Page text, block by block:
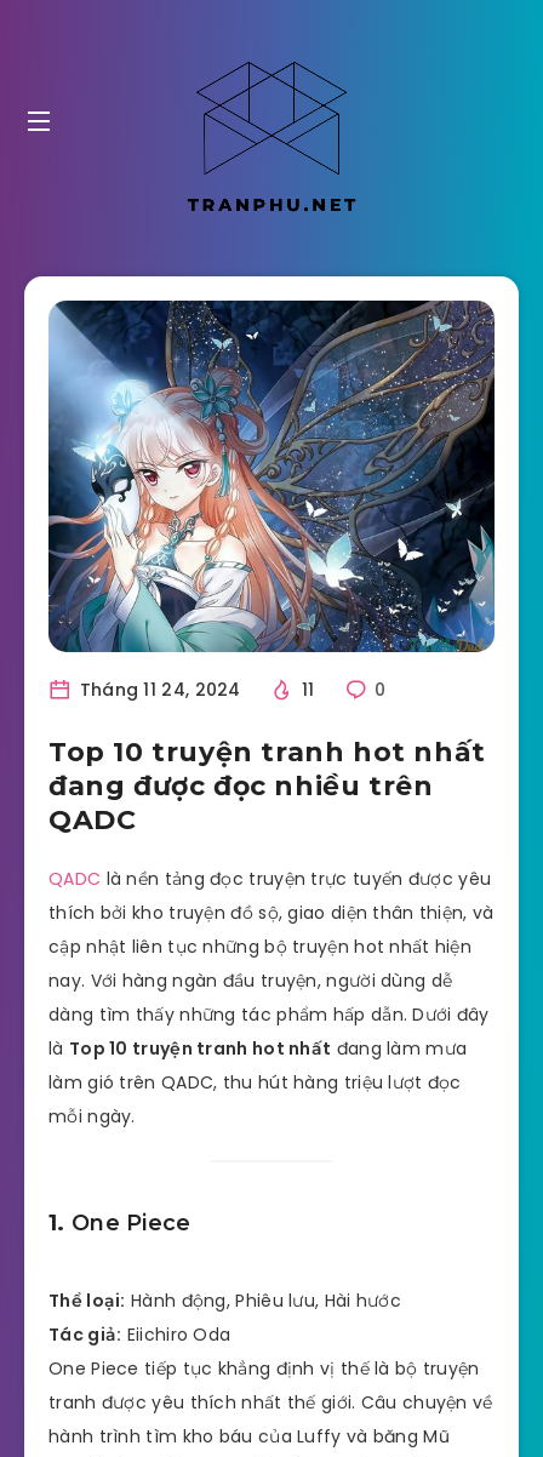
Tháng 11 24, 2024 11 0
Top 10 truyện tranh hot nhất
đang được đọc nhiều trên
QADC
QADC là nền tảng đọc truyện trực tuyến được yêu
thích bởi kho truyện đồ sộ, giao diện thân thiện, và
cập nhật liên tục những bộ truyện hot nhất hiện
nay. Với hàng ngàn đầu truyện, người dùng dễ
dàng tìm thấy những tác phẩm hấp dẫn. Dưới đây
là Top 10 truyện tranh hot nhất đang làm mưa
làm gió trên QADC, thu hút hàng triệu lượt đọc
mỗi ngày.
1. One Piece
Thể loại: Hành động, Phiêu lưu, Hài hước
Tác giả: Eiichiro Oda
One Piece tiếp tục khẳng định vị thế là bộ truyện
tranh được yêu thích nhất thế giới. Câu chuyện về
hành trình tìm kho báu của Luffy và băng Mũ